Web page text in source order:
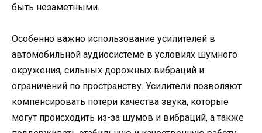
быть незаметными.
Особенно важно использование усилителей в
автомобильной аудиосистеме в условиях шумного
окружения, сильных дорожных вибраций и
ограничений по пространству. Усилители позволяют
компенсировать потери качества звука, которые
могут происходить из-за шумов и вибраций, а также